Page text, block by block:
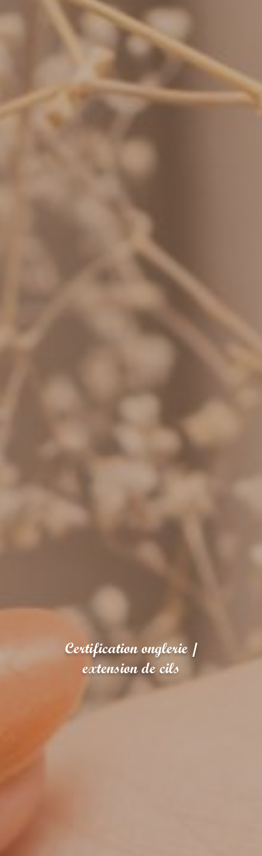
Certification onglerie /
extension de cils